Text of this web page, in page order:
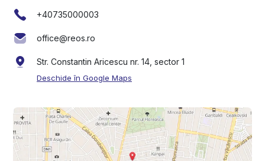
+40735000003
office@reos.ro
Str. Constantin Aricescu nr. 14, sector 1
Deschide în Google Maps